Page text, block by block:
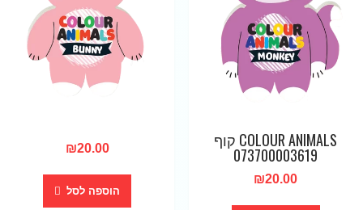
COLOUR ANIMALS קוף
073700003619
₪20.00
₪20.00
הוספה לסל